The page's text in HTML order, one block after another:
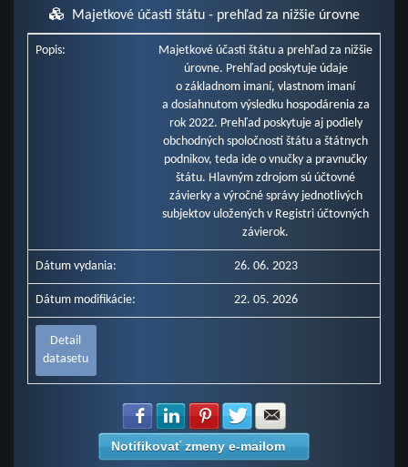
Majetkové účasti štátu - prehľad za nižšie úrovne
Popis:
Majetkové účasti štátu a prehľad za nižšie
úrovne. Prehľad poskytuje údaje
o základnom imaní, vlastnom imaní
a dosiahnutom výsledku hospodárenia za
rok 2022. Prehľad poskytuje aj podiely
obchodných spoločností štátu a štátnych
podnikov, teda ide o vnučky a pravnučky
štátu. Hlavným zdrojom sú účtovné
závierky a výročné správy jednotlivých
subjektov uložených v Registri účtovných
závierok.
Dátum vydania: 26. 06. 2023
Dátum modifikácie: 22. 05. 2026
Detail
datasetu
Zdielať na Facebook
Zdielať na LinkedIn
Zdielať na Pinterest
Zdielať na Twitter
Notifikovať zmeny e-mailom